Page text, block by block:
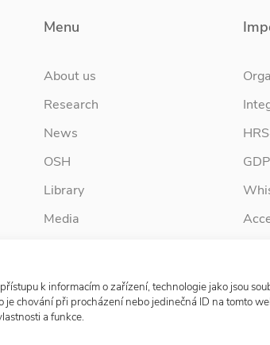
k informacím o zařízení, technologie jako jsou
chování při procházení nebo jedinečná ID na tomto
a funkce.
Menu
About us
Research
News
OSH
Library
Media